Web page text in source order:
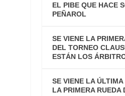
EL PIBE QUE HACE
PEÑAROL
SE VIENE LA
DEL TORNEO
ESTÁN LOS
SE VIENE LA ÚLTIMA
LA PRIMERA RUEDA